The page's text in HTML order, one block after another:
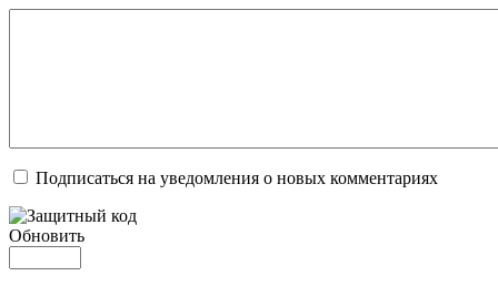
Подписаться на уведомления о новых комментариях
Обновить